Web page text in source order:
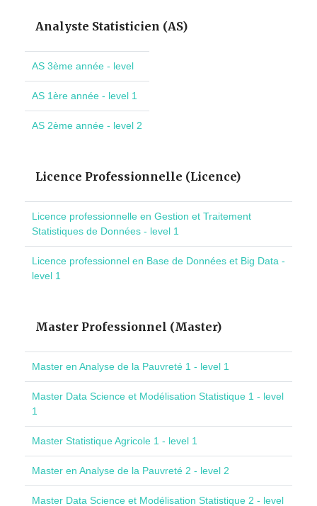
Analyste Statisticien (AS)
AS 3ème année - level
AS 1ère année - level 1
AS 2ème année - level 2
Licence Professionnelle (Licence)
Licence professionnelle en Gestion et Traitement
Statistiques de Données - level 1
Licence professionnel en Base de Données et Big Data -
level 1
Master Professionnel (Master)
Master en Analyse de la Pauvreté 1 - level 1
Master Data Science et Modélisation Statistique 1 - level
1
Master Statistique Agricole 1 - level 1
Master en Analyse de la Pauvreté 2 - level 2
Master Data Science et Modélisation Statistique 2 - level